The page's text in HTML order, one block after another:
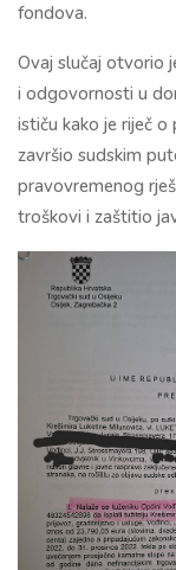
fondova.
Ovaj slučaj otvorio
i odgovornosti u
ističu kako je riječ
završio sudskim
pravovremenog
troškovi i zaštitio